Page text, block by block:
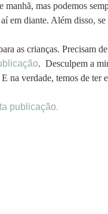
mas podemos
diante. Além disso, se
as crianças. Precisam
. Desculpem a
na verdade, temos de ter
publicação.